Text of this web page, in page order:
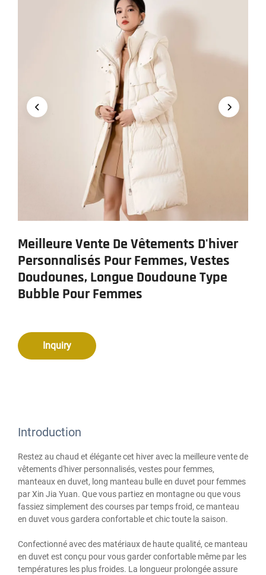
Meilleure Vente De Vêtements D'hiver
Personnalisés Pour Femmes, Vestes
Doudounes, Longue Doudoune Type
Bubble Pour Femmes
Inquiry
Introduction
Restez au chaud et élégante cet hiver avec la meilleure vente de
vêtements d'hiver personnalisés, vestes pour femmes,
manteaux en duvet, long manteau bulle en duvet pour femmes
par Xin Jia Yuan. Que vous partiez en montagne ou que vous
fassiez simplement des courses par temps froid, ce manteau
en duvet vous gardera confortable et chic toute la saison.
Confectionné avec des matériaux de haute qualité, ce manteau
en duvet est conçu pour vous garder confortable même par les
températures les plus froides. La longueur prolongée assure